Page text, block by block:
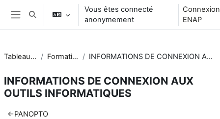
Passer au contenu principal
Panneau latéral
Activer/désactiver la saisie de recherche
Vous êtes connecté
anonymement
Connexion
ENAP
Tableau de bord Formation_VPSC INFORMATIONS DE CONNEXION AUX OUTILS INFORMATIQUES
INFORMATIONS DE CONNEXION AUX
OUTILS INFORMATIQUES
Résumé de section
←PANOPTO